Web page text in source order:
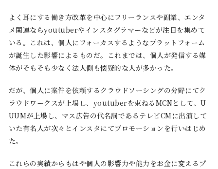
よく耳にする働き方改革を中心にフリーランスや副業、エンタ
メ関連ならyoutuberやインスタグラマーなどが注目を集めて
いる。これは、個人にフォーカスするようなプラットフォーム
が誕生した影響によるものだ。これまでは、個人が発信する媒
体がそもそも少なく法人側も懐疑的な人が多かった。
だが、個人に案件を依頼するクラウドソーシングの分野にてク
ラウドワークスが上場し、youtuberを束ねるMCNとして、U
UUMが上場し、マス広告の代名詞であるテレビCMに出演して
いた有名人が次々とインスタにてプロモーションを行いはじめ
た。
これらの実績からもはや個人の影響力や能力をお金に変えるプ